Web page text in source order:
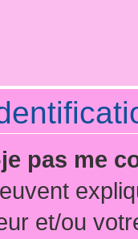
pas me
et/ou